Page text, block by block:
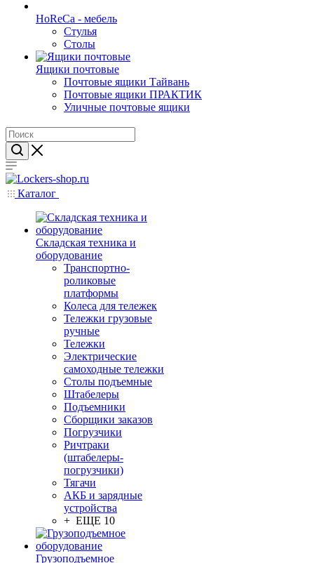
HoReCa - мебель
Стулья
Столы
Ящики почтовые
Почтовые ящики Тайвань
Почтовые ящики ПРАКТИК
Уличные почтовые ящики
Каталог
Складская техника и
оборудование
Транспортно-
роликовые
платформы
Колеса для тележек
Тележки грузовые
ручные
Тележки
Электрические
самоходные тележки
Столы подъемные
Штабелеры
Подъемники
Сборщики заказов
Погрузчики
Ричтраки
(штабелеры-
погрузчики)
Тягачи
АКБ и зарядные
устройства
+ ЕЩЕ 10
Грузоподъемное